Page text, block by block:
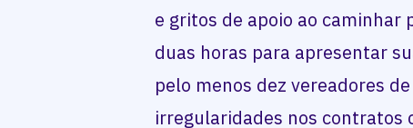
e gritos de apoio ao
duas horas para apresentar
pelo menos dez vereadores
irregularidades nos contratos